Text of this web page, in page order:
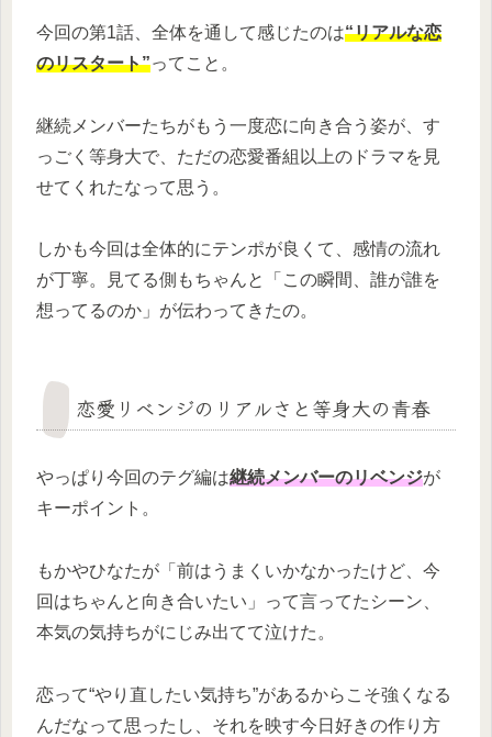
今回の第1話、全体を通して感じたのは“リアルな恋
のリスタート”ってこと。
継続メンバーたちがもう一度恋に向き合う姿が、す
っごく等身大で、ただの恋愛番組以上のドラマを見
せてくれたなって思う。
しかも今回は全体的にテンポが良くて、感情の流れ
が丁寧。見てる側もちゃんと「この瞬間、誰が誰を
想ってるのか」が伝わってきたの。
恋愛リベンジのリアルさと等身大の青春
やっぱり今回のテグ編は継続メンバーのリベンジが
キーポイント。
もかやひなたが「前はうまくいかなかったけど、今
回はちゃんと向き合いたい」って言ってたシーン、
本気の気持ちがにじみ出てて泣けた。
恋って“やり直したい気持ち”があるからこそ強くなる
んだなって思ったし、それを映す今日好きの作り方